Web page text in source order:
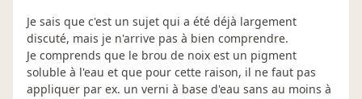
Je sais que c'est un sujet qui a été déjà largement
discuté, mais je n'arrive pas à bien comprendre.
Je comprends que le brou de noix est un pigment
soluble à l'eau et que pour cette raison, il ne faut pas
appliquer par ex. un verni à base d'eau sans au moins à